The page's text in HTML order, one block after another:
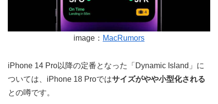
image： MacRumors
iPhone 14 Pro以降の定番となった「Dynamic Island」に
ついては、iPhone 18 Proではサイズがやや小型化される
との噂です。